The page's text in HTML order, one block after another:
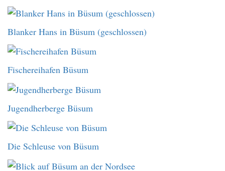
Blanker Hans in Büsum (geschlossen)
Fischereihafen Büsum
Jugendherberge Büsum
Die Schleuse von Büsum